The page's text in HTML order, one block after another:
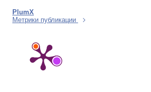
PlumX
Метрики публикации